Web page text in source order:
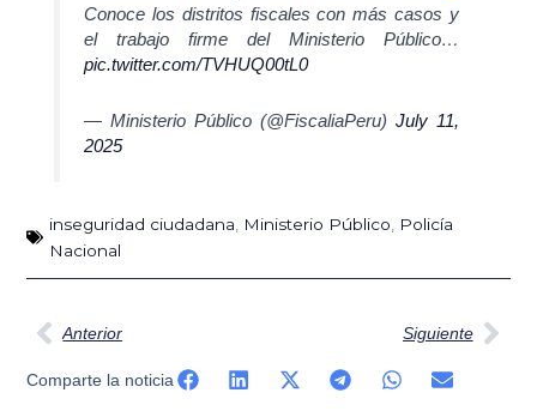
Conoce los distritos fiscales con más casos y
el trabajo firme del Ministerio Público…
pic.twitter.com/TVHUQ00tL0
— Ministerio Público (@FiscaliaPeru) July 11,
2025
inseguridad ciudadana Ministerio Público
Policía
Nacional
Ant
Anterior Siguiente
Comparte la noticia